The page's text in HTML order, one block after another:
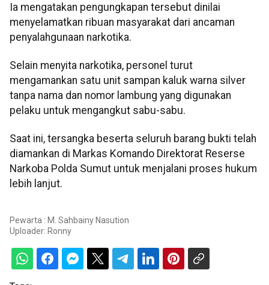
Ia mengatakan pengungkapan tersebut dinilai
menyelamatkan ribuan masyarakat dari ancaman
penyalahgunaan narkotika.
Selain menyita narkotika, personel turut
mengamankan satu unit sampan kaluk warna silver
tanpa nama dan nomor lambung yang digunakan
pelaku untuk mengangkut sabu-sabu.
Saat ini, tersangka beserta seluruh barang bukti telah
diamankan di Markas Komando Direktorat Reserse
Narkoba Polda Sumut untuk menjalani proses hukum
lebih lanjut.
Pewarta : M. Sahbainy Nasution
Uploader: Ronny